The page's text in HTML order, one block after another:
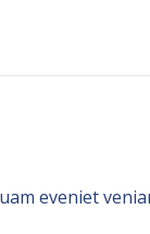
eveniet